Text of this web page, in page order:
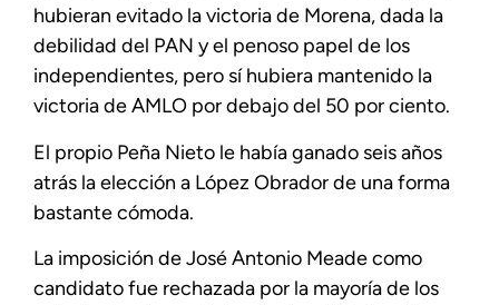
hubieran evitado la victoria de Morena, dada la
debilidad del PAN y el penoso papel de los
independientes, pero sí hubiera mantenido la
victoria de AMLO por debajo del 50 por ciento.
El propio Peña Nieto le había ganado seis años
atrás la elección a López Obrador de una forma
bastante cómoda.
La imposición de José Antonio Meade como
candidato fue rechazada por la mayoría de los